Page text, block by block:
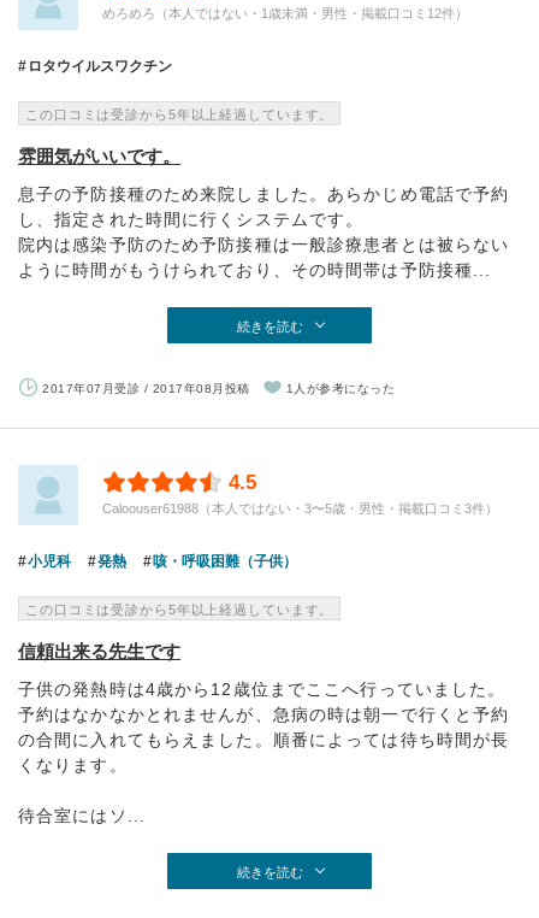
めろめろ（本人ではない・1歳未満・男性・掲載口コミ12件）
ロタウイルスワクチン
この口コミは受診から5年以上経過しています。
雰囲気がいいです。
息子の予防接種のため来院しました。あらかじめ電話で予約
し、指定された時間に行くシステムです。
院内は感染予防のため予防接種は一般診療患者とは被らない
ように時間がもうけられており、その時間帯は予防接種...
続きを読む
2017年07月受診 / 2017年08月投稿 1人が参考になった
4.5
Caloouser61988（本人ではない・3〜5歳・男性・掲載口コミ3件）
小児科 発熱 咳・呼吸困難（子供）
この口コミは受診から5年以上経過しています。
信頼出来る先生です
子供の発熱時は4歳から12歳位までここへ行っていました。
予約はなかなかとれませんが、急病の時は朝一で行くと予約
の合間に入れてもらえました。順番によっては待ち時間が長
くなります。
待合室にはソ...
続きを読む